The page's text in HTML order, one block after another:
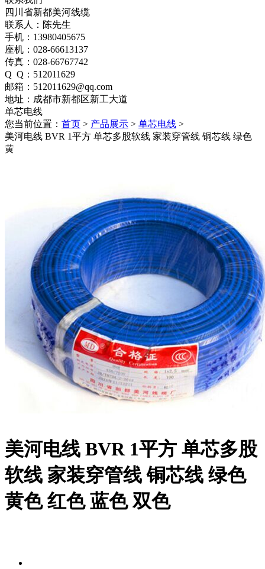
四川省新都美河线缆
联系人：陈先生
手机：13980405675
座机：028-66613137
传真：028-66767742
Q Q：512011629
邮箱：512011629@qq.com
地址：成都市新都区新工大道
单芯电线
您当前位置： 首页 > 产品展示 > 单芯电线 >
美河电线 BVR 1平方 单芯多股软线 家装穿管线 铜芯线 绿色
黄
美河电线 BVR 1平方 单芯多股
软线 家装穿管线 铜芯线 绿色
黄色 红色 蓝色 双色